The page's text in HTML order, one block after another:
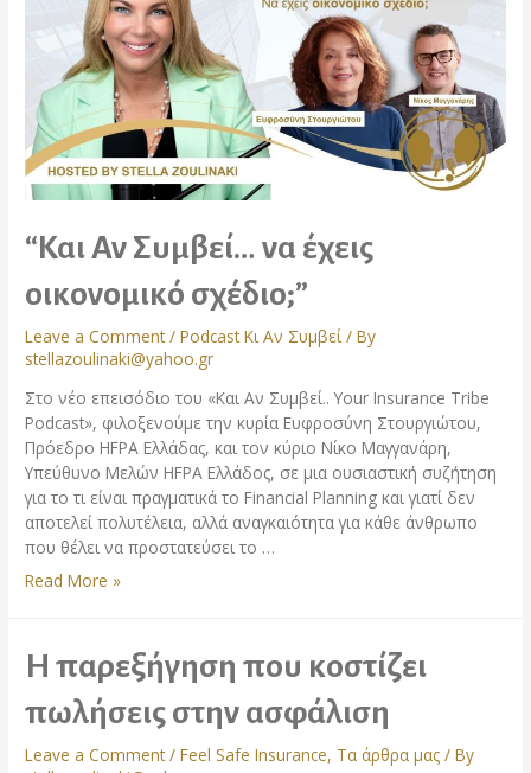
“Και Αν Συμβεί… να έχεις
οικονομικό σχέδιο;”
Leave a Comment /Podcast Κι Αν Συμβεί / By
stellazoulinaki@yahoo.gr
Στο νέο επεισόδιο του «Και Αν Συμβεί.. Your Insurance Tribe
Podcast», φιλοξενούμε την κυρία Ευφροσύνη Στουργιώτου,
Πρόεδρο HFPA Ελλάδας, και τον κύριο Νίκο Μαγγανάρη,
Υπεύθυνο Μελών HFPA Ελλάδος, σε μια ουσιαστική συζήτηση
για το τι είναι πραγματικά το Financial Planning και γιατί δεν
αποτελεί πολυτέλεια, αλλά αναγκαιότητα για κάθε άνθρωπο
που θέλει να προστατεύσει το …
Read More »
Η παρεξήγηση που κοστίζει
πωλήσεις στην ασφάλιση
Leave a Comment /Feel Safe Insurance, Τα άρθρα μας / By